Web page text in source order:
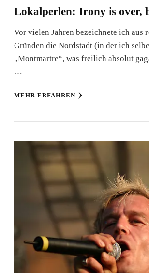
Lokalperlen: Irony is over,
Vor vielen Jahren bezeichnete ich aus
Gründen die Nordstadt (in der ich
„Montmartre“, was freilich absolut
…
MEHR ERFAHREN